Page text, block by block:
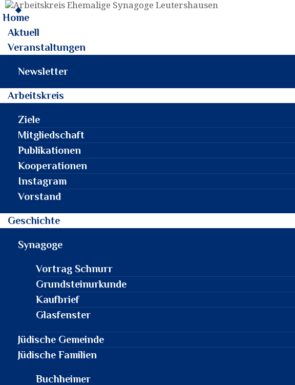
Home
Aktuell
Veranstaltungen
Newsletter
Arbeitskreis
Ziele
Mitgliedschaft
Publikationen
Kooperationen
Instagram
Vorstand
Geschichte
Synagoge
Vortrag Schnurr
Grundsteinurkunde
Kaufbrief
Glasfenster
Jüdische Gemeinde
Jüdische Familien
Buchheimer